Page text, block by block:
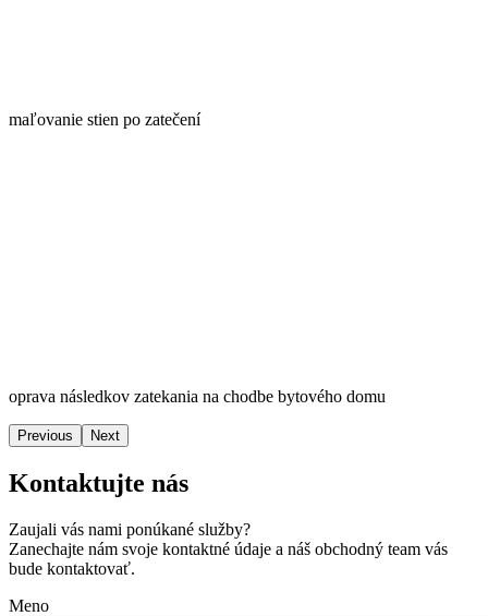
maľovanie stien po zatečení
oprava následkov zatekania na chodbe bytového domu
Previous Next
Kontaktujte nás
Zaujali vás nami ponúkané služby?
Zanechajte nám svoje kontaktné údaje a náš obchodný team vás
bude kontaktovať.
Meno